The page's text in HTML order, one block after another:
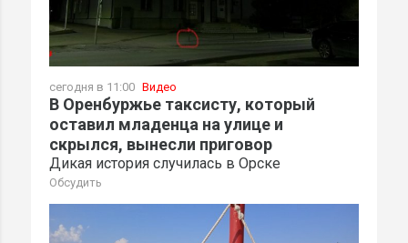
сегодня в 11:00 Видео
В Оренбуржье таксисту, который
оставил младенца на улице и
скрылся, вынесли приговор
Дикая история случилась в Орске
Обсудить